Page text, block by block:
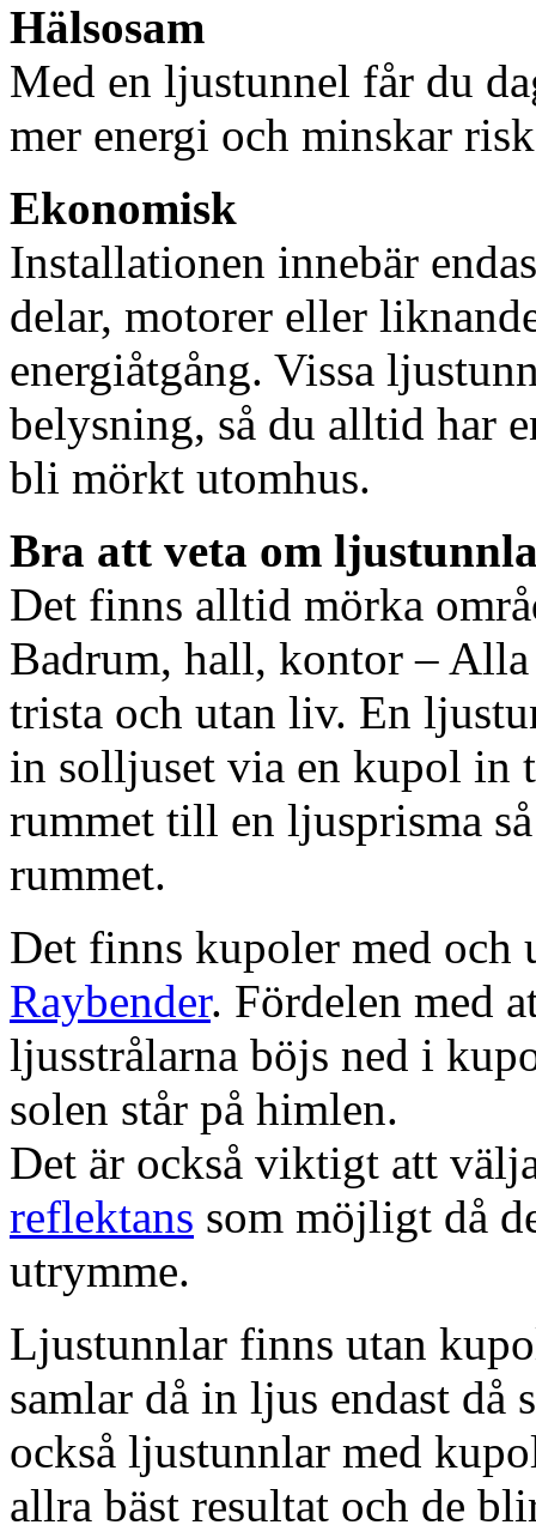
Hälsosam
Med en ljustunnel får du
mer energi och minskar
Ekonomisk
Installationen innebär
delar, motorer eller
energiåtgång. Vissa
belysning, så du alltid har
bli mörkt utomhus.
Bra att veta om
Det finns alltid mörka
Badrum, hall, kontor – Alla
trista och utan liv. En
in solljuset via en kupol in
rummet till en ljusprisma
rummet.
Det finns kupoler med och
Raybender. Fördelen med
ljusstrålarna böjs ned i
solen står på himlen.
Det är också viktigt att
reflektans som möjligt då
utrymme.
Ljustunnlar finns utan
samlar då in ljus endast då
också ljustunnlar med
allra bäst resultat och de